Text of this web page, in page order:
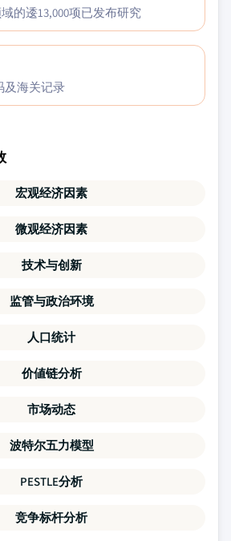
的逶13,000项已发布研究
及海关记录
宏观经济因素
微观经济因素
技术与创新
监管与政治环境
人口统计
价値链分析
市场动态
波特尔五力模型
PESTLE分析
竞争标杆分析